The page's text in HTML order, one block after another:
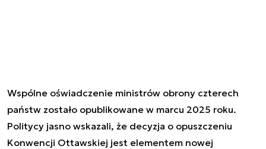
Wspólne oświadczenie ministrów obrony czterech
państw zostało opublikowane w marcu 2025 roku.
Politycy jasno wskazali, że decyzja o opuszczeniu
Konwencji Ottawskiej jest elementem nowej